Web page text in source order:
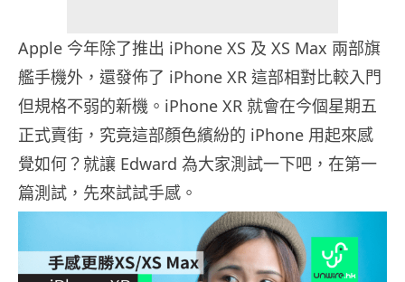
Apple 今年除了推出 iPhone XS 及 XS Max 兩部旗
艦手機外，還發佈了 iPhone XR 這部相對比較入門
但規格不弱的新機。iPhone XR 就會在今個星期五
正式賣街，究竟這部顏色繽紛的 iPhone 用起來感
覺如何？就讓 Edward 為大家測試一下吧，在第一
篇測試，先來試試手感。